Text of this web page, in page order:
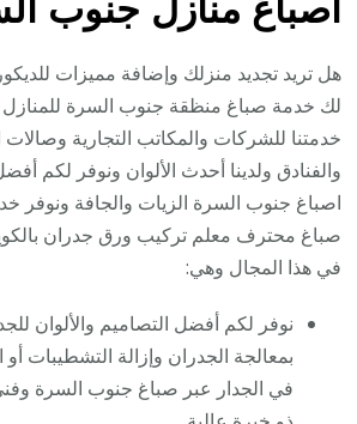
هل تريد تجديد منزلك وإضافة مميزات
لك خدمة صباغ منظقة جنوب السرة للمنازل
خدمتنا للشركات والمكاتب التجارية وصالات
والفنادق ولدينا أحدث الألوان ونوفر لكم
اصباغ جنوب السرة الزيات والجافة ونوفر
صباغ محترف معلم تركيب ورق جدران
في هذا المجال وهي:
نوفر لكم أفضل التصاميم والألوان
بمعالجة الجدران وإزالة التشطيبات
في الجدار عبر صباغ جنوب السرة